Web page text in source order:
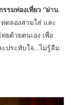
รมท่องเที่ยว ”ผ่าน
ดลองสวมใส่ และ
ยด้วยตนเอง เพื่อ
ประทับใจ…ไม่รู้ลืม